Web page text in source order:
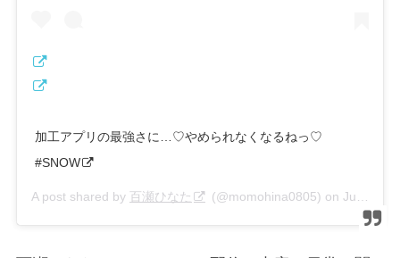
加工アプリの最強さに…♡やめられなくなるねっ♡
#SNOW
A post shared by 百瀬ひなた (@momohina0805) on Jul 19, 2019 at 7:06pm PDT